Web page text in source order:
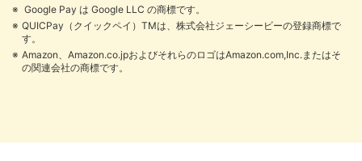
Google Pay は Google LLC の商標です。
QUICPay（クイックペイ）TMは、株式会社ジェーシービーの登録商標で
す。
Amazon、Amazon.co.jpおよびそれらのロゴはAmazon.com,Inc.またはそ
の関連会社の商標です。